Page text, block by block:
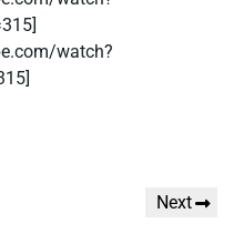
watch?
Next
Next